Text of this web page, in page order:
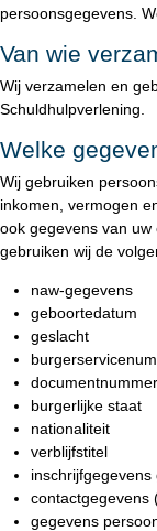
persoonsgegevens.
Van wie
Wij verzamelen en
Schuldhulpverlening.
Welke
Wij gebruiken
inkomen, vermogen
ook gegevens van
gebruiken wij de
naw-gegevens
geboortedatum
geslacht
burgerlijke staat
nationaliteit
verblijfstitel
inschrijfgegevens
contactgegevens
gegevens